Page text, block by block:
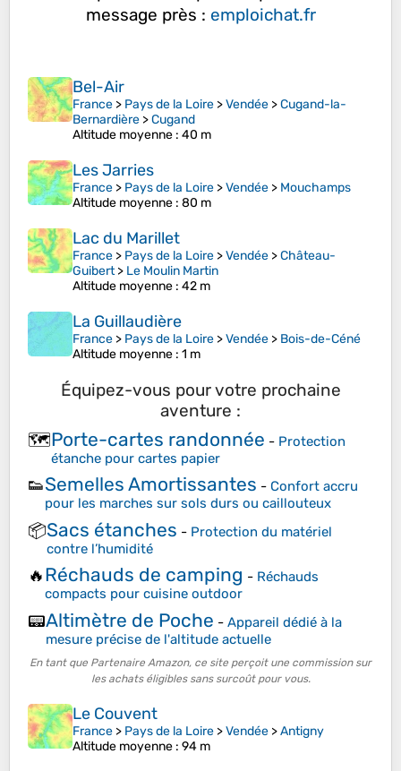
message près : emploichat.fr
Bel-Air
France > Pays de la Loire >Vendée >Cugand-la-
Bernardière >Cugand
Altitude moyenne : 40 m
Les Jarries
France > Pays de la Loire >Vendée > Mouchamps
Altitude moyenne : 80 m
Lac du Marillet
France > Pays de la Loire >Vendée >Château-
Guibert> Le Moulin Martin
Altitude moyenne : 42 m
La Guillaudière
France > Pays de la Loire >Vendée > Bois-de-Céné
Altitude moyenne : 1 m
Équipez-vous pour votre prochaine
aventure :
🗺️Porte-cartes randonnée - Protection
étanche pour cartes papier
👟Semelles Amortissantes - Confort accru
pour les marches sur sols durs ou caillouteux
📦Sacs étanches - Protection du matériel
contre l’humidité
🔥Réchauds de camping - Réchauds
compacts pour cuisine outdoor
📟Altimètre de Poche - Appareil dédié à la
mesure précise de l'altitude actuelle
En tant que Partenaire Amazon, ce site perçoit une commission sur
les achats éligibles sans surcoût pour vous.
Le Couvent
France > Pays de la Loire >Vendée >Antigny
Altitude moyenne : 94 m